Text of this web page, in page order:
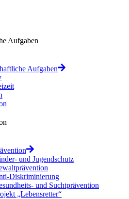
Aufgaben
Aufgaben
und Jugendschutz
Diskriminierung
und Suchtprävention
„Lebensretter“